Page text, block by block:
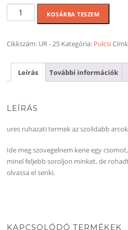
ures
vekony
pulcsi
Fekete
mennyiség
KOSÁRBA TESZEM
Cikkszám: UR - 25 Kategória: Pulcsi
Leírás További információk
LEÍRÁS
ures ruhazati termek az szolidabb
Ide meg szovegelnem kene egy
minel feljebb soroljon minket, de
olvassa el senki.
KAPCSOLÓDÓ TERMÉKEK